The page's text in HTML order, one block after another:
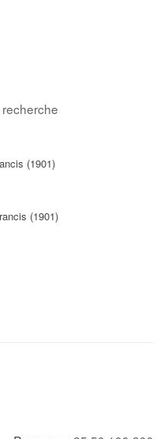
(1901)
(1901)